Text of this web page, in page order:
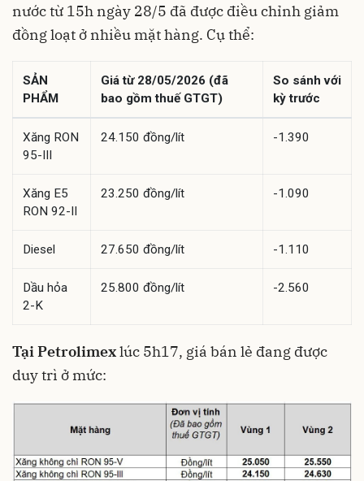
nước từ 15h ngày 28/5 đã được điều chỉnh giảm
đồng loạt ở nhiều mặt hàng. Cụ thể:
SẢN
PHẨM
Giá từ 28/05/2026 (đã
bao gồm thuế GTGT)
So sánh với
kỳ trước
Xăng RON
95-III
24.150 đồng/lít -1.390
Xăng E5
RON 92-II
23.250 đồng/lít -1.090
Diesel 27.650 đồng/lít -1.110
Dầu hỏa
2-K
25.800 đồng/lít -2.560
Tại Petrolimexlúc 5h17, giá bán lẻ đang được
duy trì ở mức: